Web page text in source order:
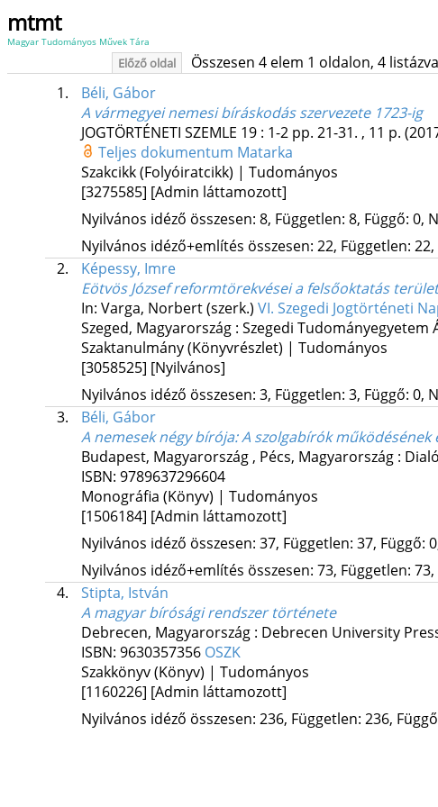
mtmt
Magyar Tudományos Művek Tára
Előző oldal Összesen 4 elem 1 oldalon, 4
1.
Béli, Gábor
A vármegyei nemesi bíráskodás szervezete 1723-ig
JOGTÖRTÉNETI SZEMLE 19: 1-2 pp. 21-31. , 11 p.
Teljes dokumentum Matarka
Szakcikk (Folyóiratcikk) | Tudományos
[3275585] [Admin láttamozott]
Nyilvános idéző összesen: 8, Független: 8, Függő: 0,
Nyilvános idéző+említés összesen: 22, Független:
2.
Képessy, Imre
Eötvös József reformtörekvései a felsőoktatás
In: Varga, Norbert (szerk.) VI. Szegedi Jogtörténeti
Szeged, Magyarország : Szegedi Tudományegyetem
Szaktanulmány (Könyvrészlet) | Tudományos
[3058525] [Nyilvános]
Nyilvános idéző összesen: 3, Független: 3, Függő: 0,
3.
Béli, Gábor
A nemesek négy bírója: A szolgabírók működésének
Budapest, Magyarország , Pécs, Magyarország :
ISBN: 9789637296604
Monográfia (Könyv) | Tudományos
[1506184] [Admin láttamozott]
Nyilvános idéző összesen: 37, Független: 37, Függő:
Nyilvános idéző+említés összesen: 73, Független:
4.
Stipta, István
A magyar bírósági rendszer története
Debrecen, Magyarország : Debrecen University
ISBN: 9630357356 OSZK
Szakkönyv (Könyv) | Tudományos
[1160226] [Admin láttamozott]
Nyilvános idéző összesen: 236, Független: 236,